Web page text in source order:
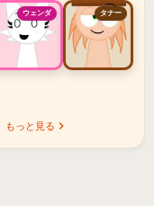
ウェンダ タナー
もっと見る
ー ランキング